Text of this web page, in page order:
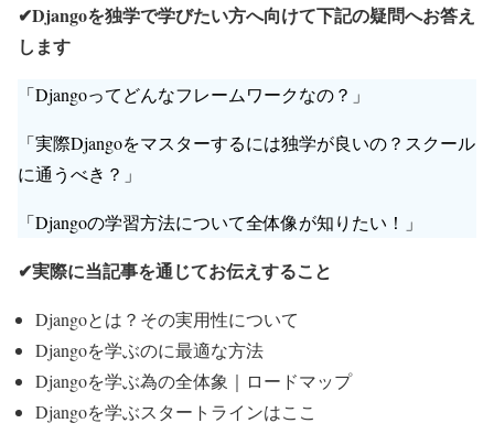
✔Djangoを独学で学びたい方へ向けて下記の疑問へお答え
します
「Djangoってどんなフレームワークなの？」
「実際Djangoをマスターするには独学が良いの？スクール
に通うべき？」
「Djangoの学習方法について全体像が知りたい！」
✔実際に当記事を通じてお伝えすること
Djangoとは？その実用性について
Djangoを学ぶのに最適な方法
Djangoを学ぶ為の全体象｜ロードマップ
Djangoを学ぶスタートラインはここ